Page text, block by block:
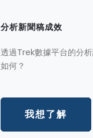
分析新聞稿成效
透過Trek數據平台的分
如何？
我想了解